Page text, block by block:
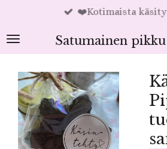
Satumainen
❤️Kotimaista